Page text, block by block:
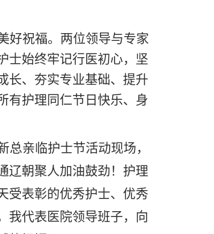
好祝福。两位领导与专家
士始终牢记行医初心，坚
长、夯实专业基础、提升
有护理同仁节日快乐、身
亲临护士节活动现场，
朝聚人加油鼓劲！ 护理
受表彰的优秀护士、优秀
我代表医院领导班子，向